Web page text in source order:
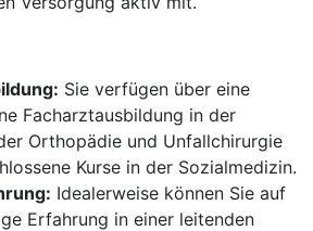
Sie verfügen über eine
Facharztausbildung in der
Orthopädie und Unfallchirurgie
Kurse in der Sozialmedizin.
Idealerweise können Sie auf
Erfahrung in einer leitenden